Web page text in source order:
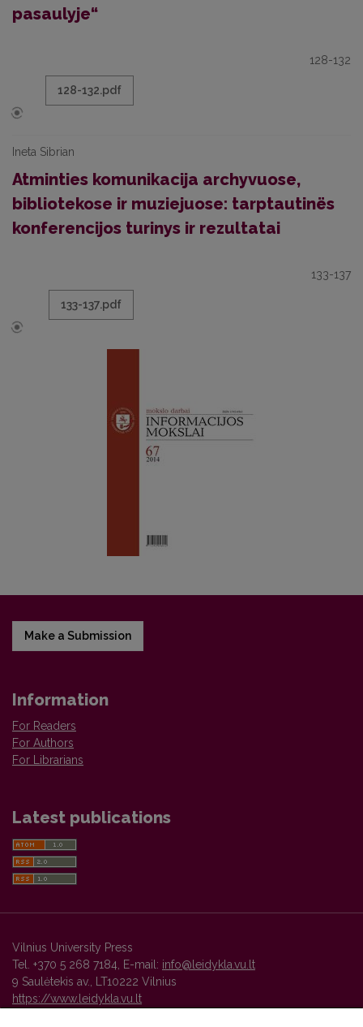
pasaulyje“
128-132
128-132.pdf
Ineta Sibrian
Atminties komunikacija archyvuose,
bibliotekose ir muziejuose: tarptautinës
konferencijos turinys ir rezultatai
133-137
133-137.pdf
Make a Submission
Information
For Readers
For Authors
For Librarians
Latest publications
Vilnius University Press
Tel. +370 5 268 7184, E-mail: info@leidykla.vu.lt
9 Saulėtekis av., LT10222 Vilnius
https://www.leidykla.vu.lt